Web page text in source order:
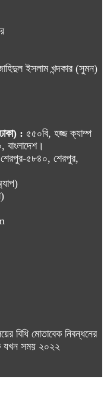
ইসলাম খন্দকার (সুমন)
: ৫৫০বি, হজ্জ ক্যাম্প
শেরপুর-৫৮৪০, শেরপুর,
বিধি মোতাবেক নিবন্ধনের
যখন সময় ২০২২